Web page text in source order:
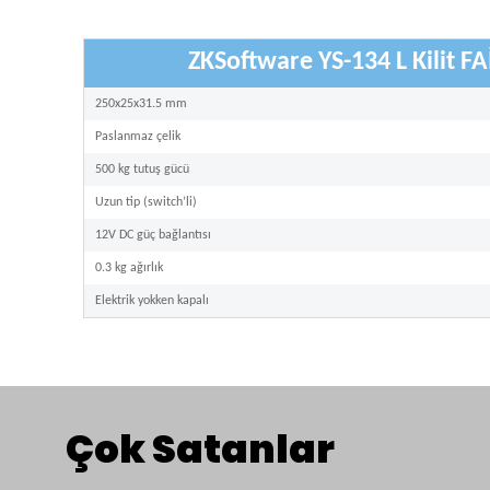
ZKSoftware YS-134 L Kilit
250x25x31.5 mm
Paslanmaz çelik
500 kg tutuş gücü
Uzun tip (switch’li)
12V DC güç bağlantısı
0.3 kg ağırlık
Elektrik yokken kapalı
Çok Satanlar